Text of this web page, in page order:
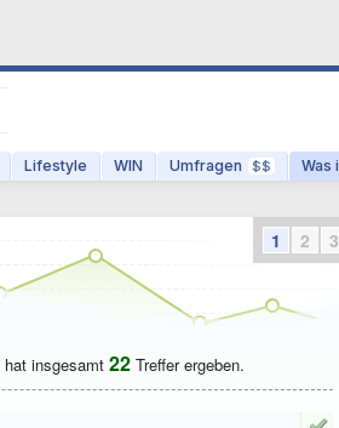
Lifestyle WIN Umfragen $$ Was
hat insgesamt 22 Treffer ergeben.
1 2 3